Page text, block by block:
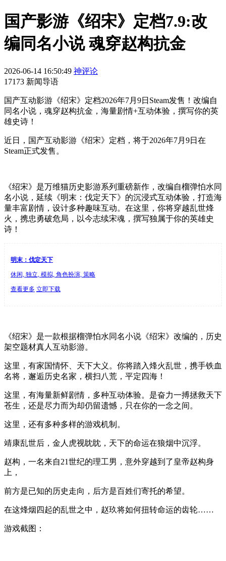
国产影游《绍宋》定档7.9:改
编同名小说 魂穿赵构抗金
2026-06-14 16:50:49 神评论
17173 新闻导语
国产互动影游《绍宋》定档2026年7月9日Steam发售！改编自
同名小说，魂穿赵构抗金，海量剧情+互动体验，撰写你的英
雄史诗！
近日，国产互动影游《绍宋》定档，将于2026年7月9日在
Steam正式发售。
《绍宋》是万维猫历史影游系列重磅新作，改编自榴弹怕水同
名小说，延续《明末：伐定天下》的沉浸式互动体验，打造海
量丰富剧情，设计多种趣味互动。在这里，你将穿越乱世烽
火，携忠勇破危局，以今志续宋魂，撰写独属于你的英雄史
诗！
明末：伐定天下
休闲, 独立, 模拟, 角色扮演, 策略
查看更多 立即下载
《绍宋》是一款根据榴弹怕水同名小说《绍宋》改编的，历史
架空题材真人互动影游。
这里，有家国情怀、天下大义。你将踏入烽火乱世，携手铁血
名将，邂逅历史名家，横扫八荒，平定四海！
这里，有海量新鲜剧情，多种互动体验。是奋力一搏拯救天下
苍生，还是尽力而为却仍留遗憾，只在你的一念之间。
这里，还有多种多样的游戏机制。
靖康乱世后，金人虎视眈眈，天下的命运在狼烟中沉浮。
赵构，一名来自21世纪的理工男，意外穿越到了皇帝赵构身
上，
前方是已知的历史走向，后方是百姓们寄托的希望。
在这烽烟四起的乱世之中，赵玖将如何扭转命运的齿轮……
游戏截图：